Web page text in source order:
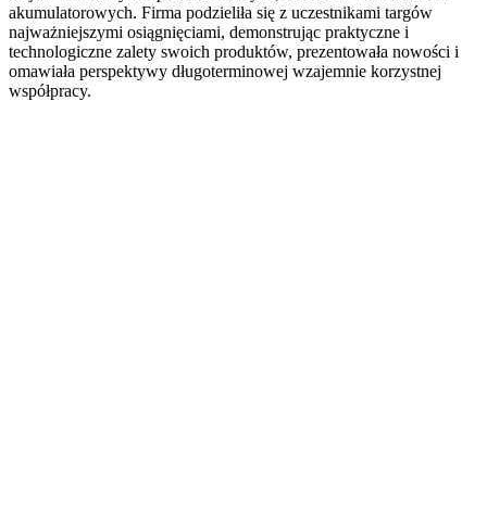
akumulatorowych. Firma podzieliła się z uczestnikami targów
najważniejszymi osiągnięciami, demonstrując praktyczne i
technologiczne zalety swoich produktów, prezentowała nowości i
omawiała perspektywy długoterminowej wzajemnie korzystnej
współpracy.